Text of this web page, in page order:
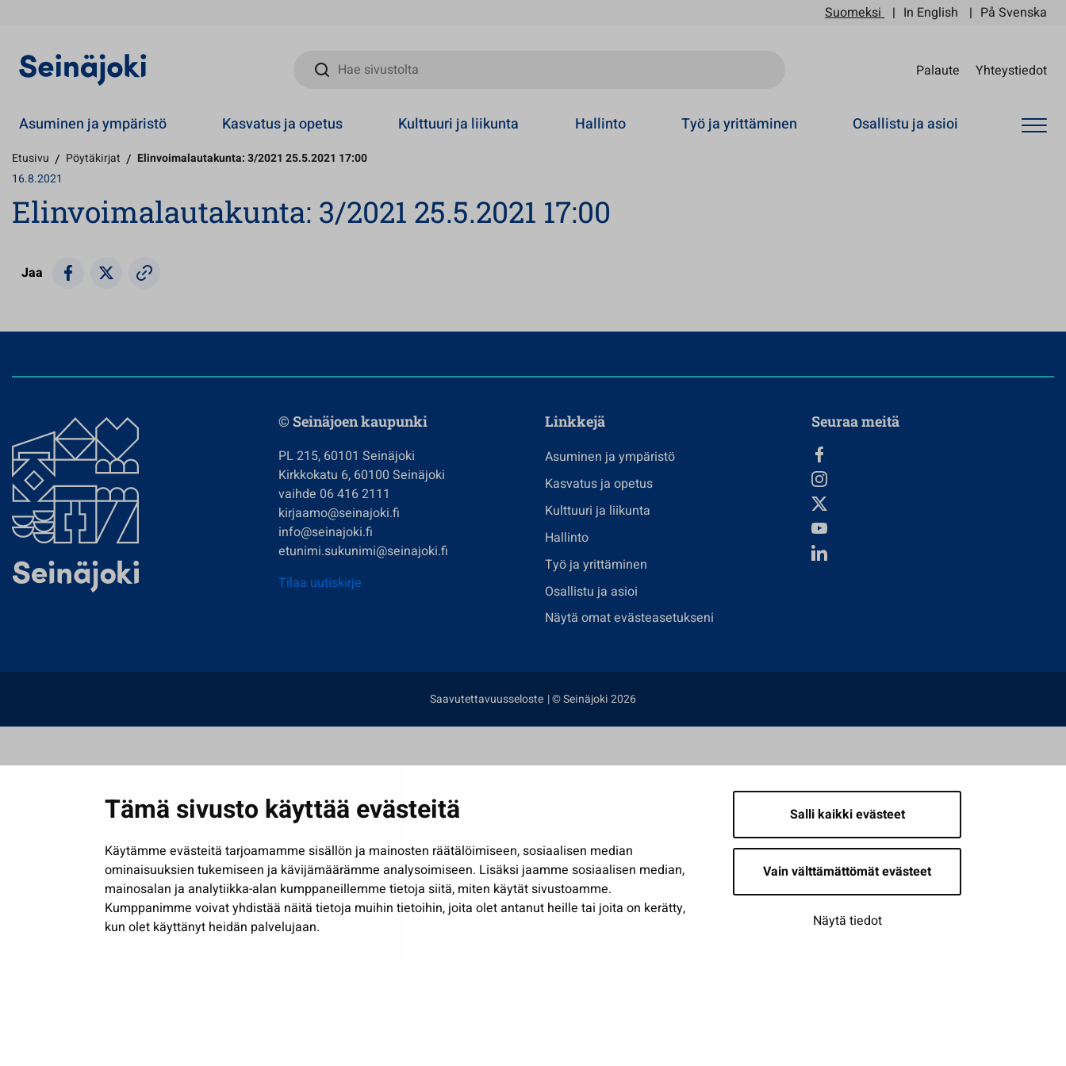
Tämä sivusto käyttää evästeitä
Käytämme evästeitä tarjoamamme sisällön ja mainosten räätälöimiseen, sosiaalisen median
ominaisuuksien tukemiseen ja kävijämäärämme analysoimiseen. Lisäksi jaamme sosiaalisen median,
mainosalan ja analytiikka-alan kumppaneillemme tietoja siitä, miten käytät sivustoamme.
Kumppanimme voivat yhdistää näitä tietoja muihin tietoihin, joita olet antanut heille tai joita on kerätty,
kun olet käyttänyt heidän palvelujaan.
Salli kaikki evästeet
Vain välttämättömät evästeet
Näytä tiedot
Suomeksi In English På Svenska
Hae sivustolta
Palaute Yhteystiedot
Asuminen ja ympäristö Kasvatus ja opetus Kulttuuri ja liikunta Hallinto Työ ja yrittäminen Osallistu ja asioi
Etusivu / Pöytäkirjat / Elinvoimalautakunta: 3/2021 25.5.2021 17:00
16.8.2021
Elinvoimalautakunta: 3/2021 25.5.2021 17:00
Jaa
© Seinäjoen kaupunki
PL 215, 60101 Seinäjoki
Kirkkokatu 6, 60100 Seinäjoki
vaihde 06 416 2111
kirjaamo@seinajoki.fi
info@seinajoki.fi
etunimi.sukunimi@seinajoki.fi
Tilaa uutiskirje
Linkkejä
Asuminen ja ympäristö
Kasvatus ja opetus
Kulttuuri ja liikunta
Hallinto
Työ ja yrittäminen
Osallistu ja asioi
Näytä omat evästeasetukseni
Seuraa meitä
Saavutettavuusseloste | © Seinäjoki 2026